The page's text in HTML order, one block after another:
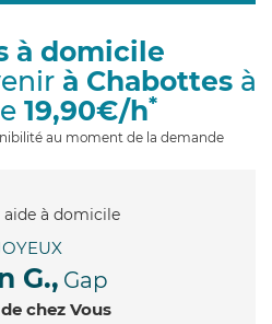
g
i
à domicile
à Chabottesà
19,90€/h*
au moment de la demande
G., Gap
chez Vous